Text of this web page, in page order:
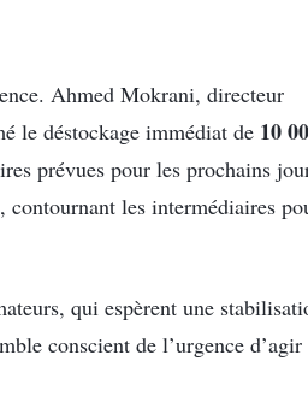
Ahmed Mokrani, directeur
le déstockage immédiat de 10
prévues pour les prochains
contournant les intermédiaires
qui espèrent une
conscient de l’urgence d’agir